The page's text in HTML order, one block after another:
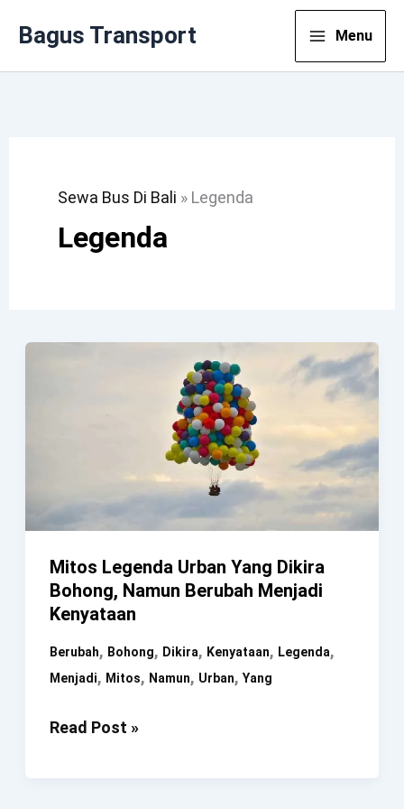
Bagus Transport Menu
Sewa Bus Di Bali » Legenda
Legenda
Mitos Legenda Urban Yang Dikira
Bohong, Namun Berubah Menjadi
Kenyataan
Berubah, Bohong, Dikira, Kenyataan, Legenda,
Menjadi, Mitos, Namun, Urban, Yang
Mitos
Read Post »